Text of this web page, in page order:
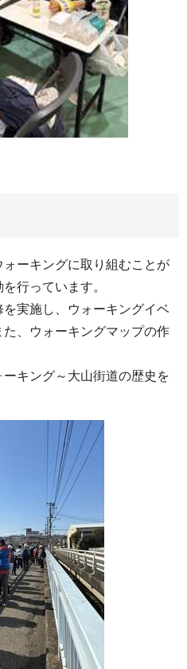
ーキングに取り組むことが
行っています。
実施し、ウォーキングイベ
、ウォーキングマップの作
キング～大山街道の歴史を